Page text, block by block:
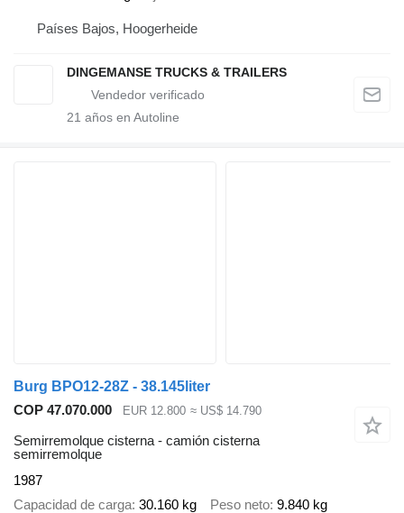
Países Bajos, Hoogerheide
DINGEMANSE TRUCKS & TRAILERS
21 años en Autoline
Burg BPO12-28Z - 38.145liter
COP 47.070.000
EUR 12.800 ≈ US$ 14.790
Semirremolque cisterna - camión cisterna
semirremolque
1987
Capacidad de carga 30.160 kg Peso neto 9.840 kg